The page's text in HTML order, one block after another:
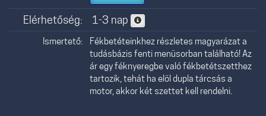
Elérhetőség: 1-3 nap
Ismertető:
Fékbetéteinkhez részletes magyarázat a
tudásbázis fenti menüsorban található! Az
ár egy féknyeregbe való fékbetétszetthez
tartozik, tehát ha elöl dupla tárcsás a
motor, akkor két szettet kell rendelni.